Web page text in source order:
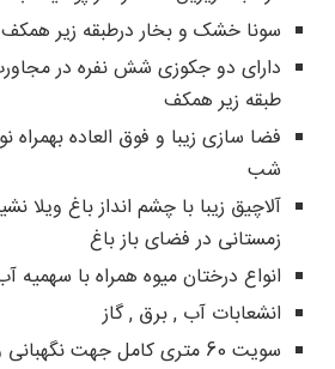
سونا خشک و بخار درطبقه زیر همکف
دارای دو جکوزی شش نفره در
طبقه زیر همکف
فضا سازی زیبا و فوق العاده بهمراه
شب
آلاچیق زیبا با چشم انداز باغ ویلا
زمستانی در فضای باز باغ
انواع درختان میوه همراه با سهمیه
انشعابات آب , برق , گاز
سویت 60 متری کامل جهت نگهبانی و سرایداری